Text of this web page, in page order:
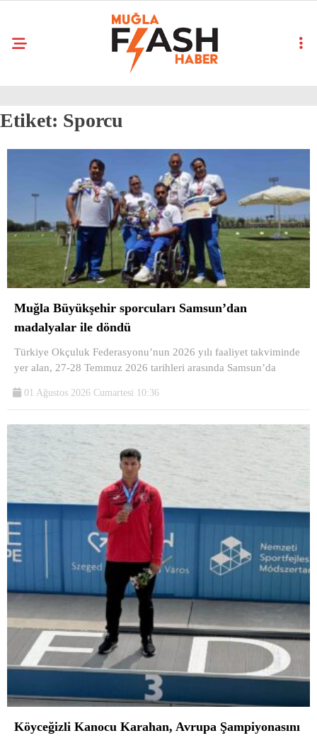
Etiket: Sporcu
Muğla Büyükşehir sporcuları Samsun’dan
madalyalar ile döndü
Türkiye Okçuluk Federasyonu’nun 2026 yılı faaliyet takviminde
yer alan, 27-28 Temmuz 2026 tarihleri arasında Samsun’da
01 Ağustos 2026 Cumartesi 10:36
Köyceğizli Kanocu Karahan, Avrupa Şampiyonasını